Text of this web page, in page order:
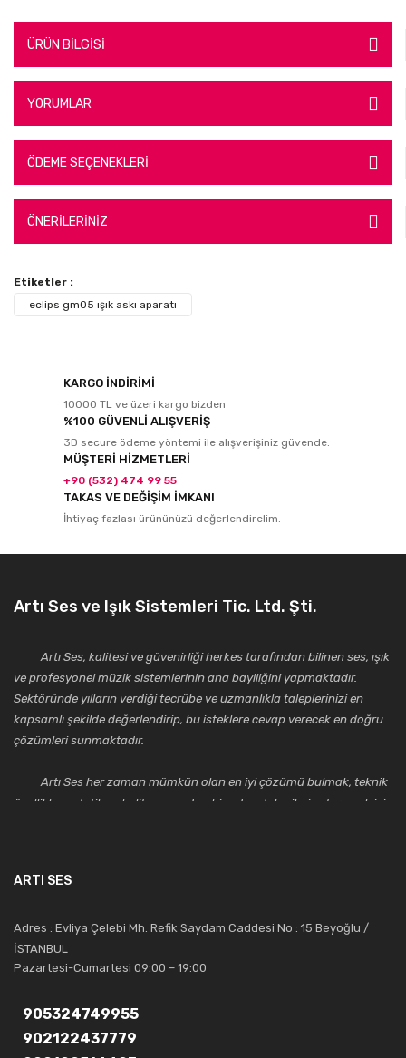
ÜRÜN BİLGİSİ
YORUMLAR
ÖDEME SEÇENEKLERİ
ÖNERİLERİNİZ
Etiketler :
eclips gm05 ışık askı aparatı
KARGO İNDİRİMİ
10000 TL ve üzeri kargo bizden
%100 GÜVENLİ ALIŞVERİŞ
3D secure ödeme yöntemi ile alışverişiniz güvende.
MÜŞTERİ HİZMETLERİ
+90 (532) 474 99 55
TAKAS VE DEĞİŞİM İMKANI
İhtiyaç fazlası ürününüzü değerlendirelim.
Artı Ses ve Işık Sistemleri Tic. Ltd. Şti.
Artı Ses, kalitesi ve güvenirliği herkes tarafından bilinen ses, ışık
ve profesyonel müzik sistemlerinin ana bayiliğini yapmaktadır.
Sektöründe yılların verdiği tecrübe ve uzmanlıkla taleplerinizi en
kapsamlı şekilde değerlendirip, bu isteklere cevap verecek en doğru
çözümleri sunmaktadır.
Artı Ses her zaman mümkün olan en iyi çözümü bulmak, teknik
özellikler, estetik ve kalite açısından bir adım daha ileriye taşımak için
saygıdeğer yerini kazanmıştır.
Artı Ses, güler yüzü ve deneyimi ile bu gün ve gelecekte
güvenebileceğiniz bir tercihtir.
ARTI SES
Adres : Evliya Çelebi Mh. Refik Saydam Caddesi No : 15 Beyoğlu /
İSTANBUL
Pazartesi-Cumartesi 09:00 – 19:00
905324749955
902122437779